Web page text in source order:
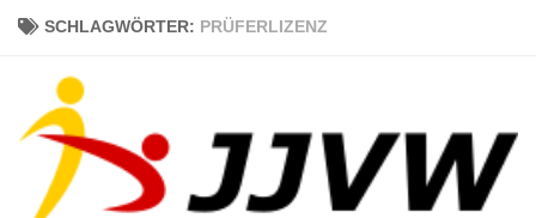
SCHLAGWÖRTER: PRÜFERLIZENZ